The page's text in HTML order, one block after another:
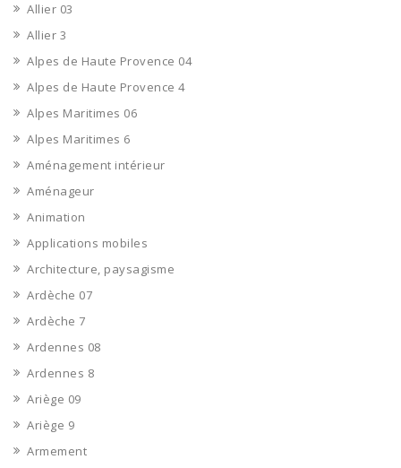
Allier 03
Allier 3
Alpes de Haute Provence 04
Alpes de Haute Provence 4
Alpes Maritimes 06
Alpes Maritimes 6
Aménagement intérieur
Aménageur
Animation
Applications mobiles
Architecture, paysagisme
Ardèche 07
Ardèche 7
Ardennes 08
Ardennes 8
Ariège 09
Ariège 9
Armement